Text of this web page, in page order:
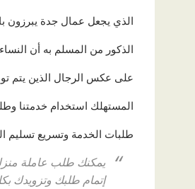
الذي يجعل عمال جدة يبرزون
الذكور من المسلم به أن
على عكس الرجال الذين يتم
المستهلك استخدام خدمتنا
طلبات الخدمة وتسريع تسليم
يمكنك طلب عاملة
إتمام طلبك وتزويدك